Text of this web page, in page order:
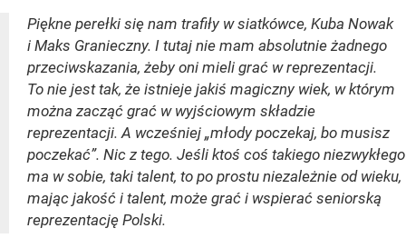
Piękne perełki się nam trafiły w siatkówce, Kuba Nowak
i Maks Granieczny. I tutaj nie mam absolutnie żadnego
przeciwskazania, żeby oni mieli grać w reprezentacji.
To nie jest tak, że istnieje jakiś magiczny wiek, w którym
można zacząć grać w wyjściowym składzie
reprezentacji. A wcześniej „młody poczekaj, bo musisz
poczekać”. Nic z tego. Jeśli ktoś coś takiego niezwykłego
ma w sobie, taki talent, to po prostu niezależnie od wieku,
mając jakość i talent, może grać i wspierać seniorską
reprezentację Polski.